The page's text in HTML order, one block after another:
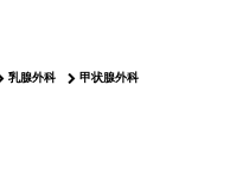
乳腺外科 甲状腺外科